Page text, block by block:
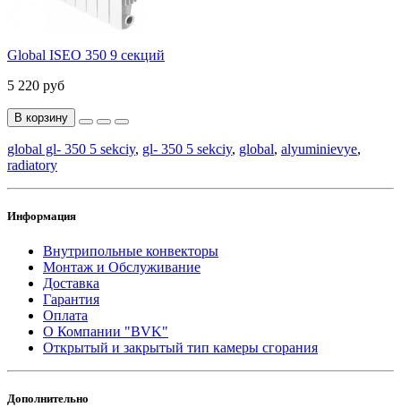
Global ISEO 350 9 секций
5 220 руб
В корзину
global gl- 350 5 sekciy, gl- 350 5 sekciy, global, alyuminievye,
radiatory
Информация
Внутрипольные конвекторы
Монтаж и Обслуживание
Доставка
Гарантия
Оплата
О Компании "BVK"
Открытый и закрытый тип камеры сгорания
Дополнительно